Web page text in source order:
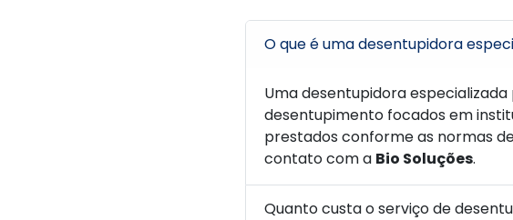
O que é uma desentupidora
Uma desentupidora
desentupimento focados em
prestados conforme as normas
contato com a Bio Soluções.
Quanto custa o serviço de